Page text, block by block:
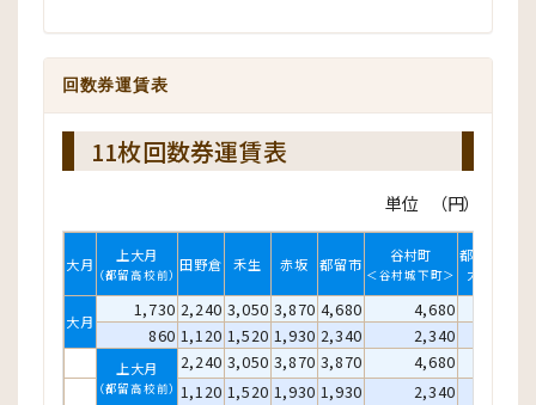
回数券運賃表
11枚回数券運賃表
単位 （円）
大月 上大月
（都留高校前）
田野倉 禾生 赤坂 都留市 谷村町
＜谷村城下町＞
都留文科
大学前
大月
1,730 2,240 3,050 3,870 4,680 4,680
860 1,120 1,520 1,930 2,340 2,340
上大月
（都留高校前）
2,240 3,050 3,870 3,870 4,680
1,120 1,520 1,930 1,930 2,340